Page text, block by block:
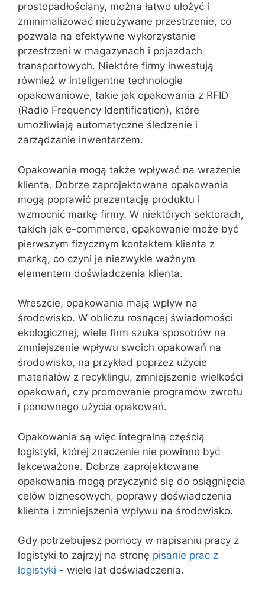
prostopadłościany, można łatwo ułożyć i
zminimalizować nieużywane przestrzenie, co
pozwala na efektywne wykorzystanie
przestrzeni w magazynach i pojazdach
transportowych. Niektóre firmy inwestują
również w inteligentne technologie
opakowaniowe, takie jak opakowania z RFID
(Radio Frequency Identification), które
umożliwiają automatyczne śledzenie i
zarządzanie inwentarzem.
Opakowania mogą także wpływać na wrażenie
klienta. Dobrze zaprojektowane opakowania
mogą poprawić prezentację produktu i
wzmocnić markę firmy. W niektórych sektorach,
takich jak e-commerce, opakowanie może być
pierwszym fizycznym kontaktem klienta z
marką, co czyni je niezwykle ważnym
elementem doświadczenia klienta.
Wreszcie, opakowania mają wpływ na
środowisko. W obliczu rosnącej świadomości
ekologicznej, wiele firm szuka sposobów na
zmniejszenie wpływu swoich opakowań na
środowisko, na przykład poprzez użycie
materiałów z recyklingu, zmniejszenie wielkości
opakowań, czy promowanie programów zwrotu
i ponownego użycia opakowań.
Opakowania są więc integralną częścią
logistyki, której znaczenie nie powinno być
lekceważone. Dobrze zaprojektowane
opakowania mogą przyczynić się do osiągnięcia
celów biznesowych, poprawy doświadczenia
klienta i zmniejszenia wpływu na środowisko.
Gdy potrzebujesz pomocy w napisaniu pracy z
logistyki to zajrzyj na stronę pisanie prac z
logistyki - wiele lat doświadczenia.